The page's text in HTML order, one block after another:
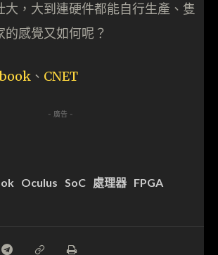
大，大到連硬件都能自行生產、隻
感覺又如何呢？
、 CNET
- 廣告 -
Oculus SoC 處理器 FPGA